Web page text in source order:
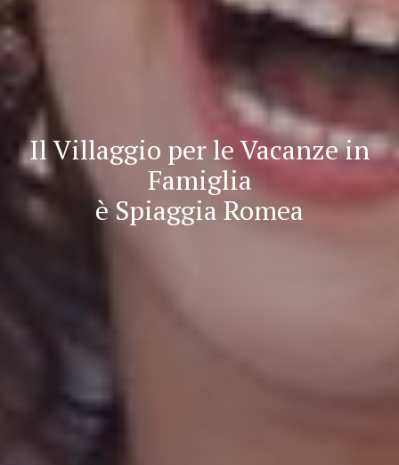
Il Villaggio per le Vacanze in
Famiglia
è Spiaggia Romea